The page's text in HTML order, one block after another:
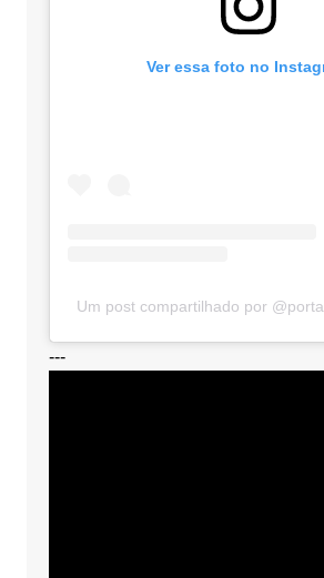
Ver essa foto no
Um post compartilhado por
---